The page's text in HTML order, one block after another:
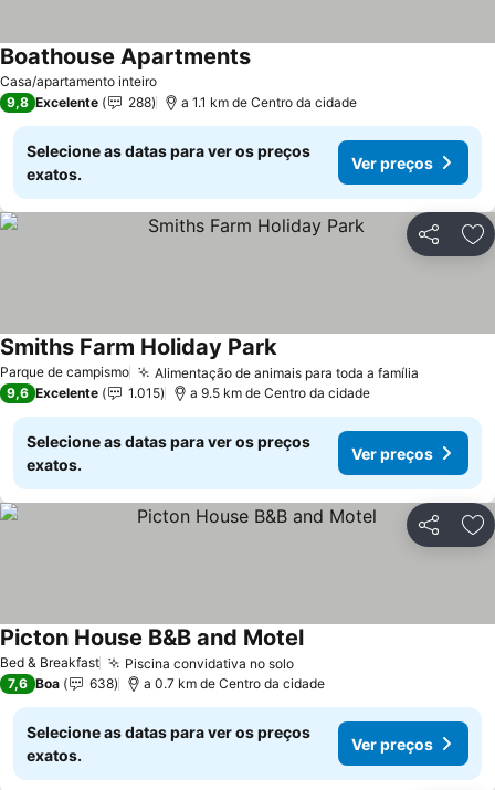
Casa/apartamento inteiro
Boathouse Apartments
9,8 Excelente 288 a 1.1 km de Centro da cidade
Selecione as datas para ver os preços
exatos.
Ver preços
Partilhar
Parque de campismo Alimentação de animais para toda a família
Smiths Farm Holiday Park
9,6 Excelente 1.015 a 9.5 km de Centro da cidade
Selecione as datas para ver os preços
exatos.
Ver preços
Partilhar
Bed & Breakfast Piscina convidativa no solo
Picton House B&B and Motel
7,6 Boa 638 a 0.7 km de Centro da cidade
Selecione as datas para ver os preços
exatos.
Ver preços